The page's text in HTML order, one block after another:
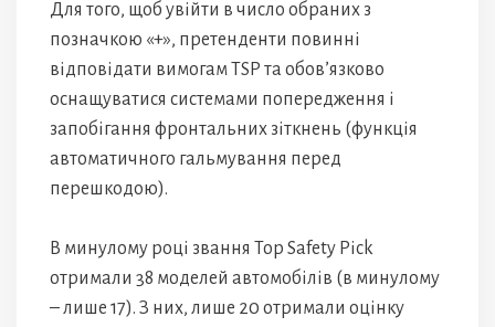
Для того, щоб увійти в число обраних з
позначкою «+», претенденти повинні
відповідати вимогам TSP та обов’язково
оснащуватися системами попередження і
запобігання фронтальних зіткнень (функція
автоматичного гальмування перед
перешкодою).
В минулому році звання Top Safety Pick
отримали 38 моделей автомобілів (в минулому
– лише 17). З них, лише 20 отримали оцінку